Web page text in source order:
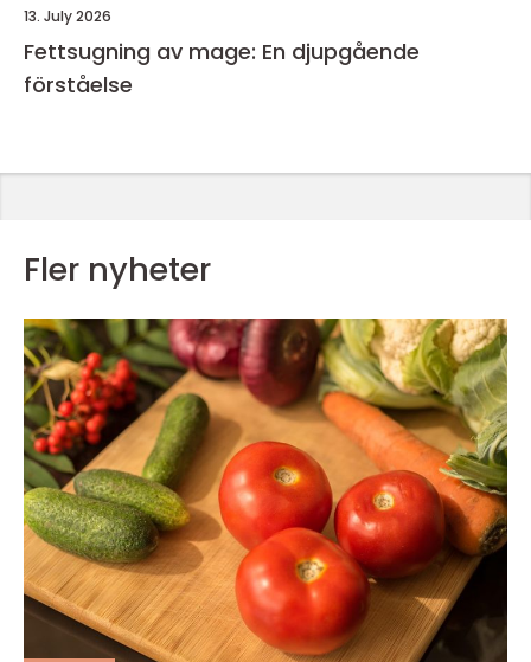
13. July 2026
Fettsugning av mage: En djupgående
förståelse
Fler nyheter